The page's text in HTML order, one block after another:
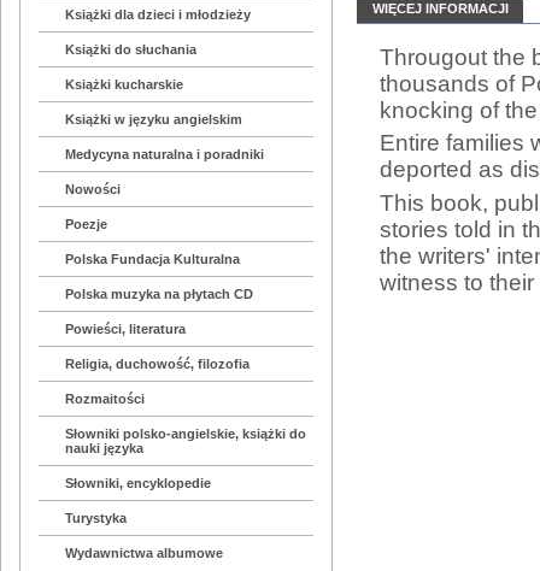
Książki dla dzieci i młodzieży
Książki do słuchania
Książki kucharskie
Książki w języku angielskim
Medycyna naturalna i poradniki
Nowości
Poezje
Polska Fundacja Kulturalna
Polska muzyka na płytach CD
Powieści, literatura
Religia, duchowość, filozofia
Rozmaitości
Słowniki polsko-angielskie, książki do
nauki języka
Słowniki, encyklopedie
Turystyka
Wydawnictwa albumowe
WIĘCEJ INFORMACJI
Througout the
thousands of
knocking of
Entire families
deported as
This book,
stories told in
the writers'
witness to